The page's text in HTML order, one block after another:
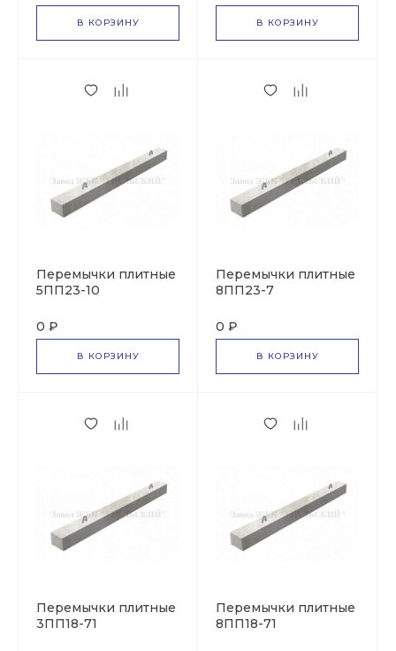
В КОРЗИНУ В КОРЗИНУ
Перемычки плитные
5ПП23-10
0 ₽
В КОРЗИНУ
Перемычки плитные
8ПП23-7
0 ₽
В КОРЗИНУ
Перемычки плитные
3ПП18-71
Перемычки плитные
8ПП18-71